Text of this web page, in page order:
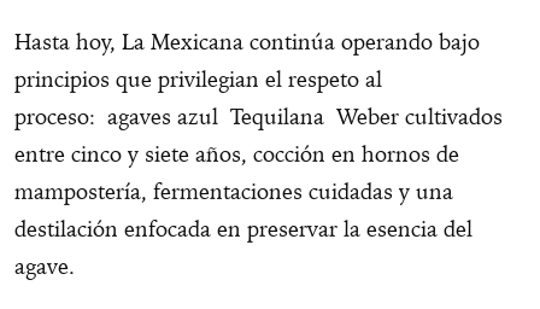
Hasta hoy, La Mexicana continúa operando bajo
principios que privilegian el respeto al
proceso: agaves azul Tequilana Weber cultivados
entre cinco y siete años, cocción en hornos de
mampostería, fermentaciones cuidadas y una
destilación enfocada en preservar la esencia del
agave.